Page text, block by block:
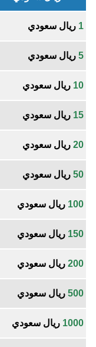
1 ريال سعودي
5 ريال سعودي
10 ريال سعودي
15 ريال سعودي
20 ريال سعودي
50 ريال سعودي
100 ريال سعودي
150 ريال سعودي
200 ريال سعودي
500 ريال سعودي
1000 ريال سعودي